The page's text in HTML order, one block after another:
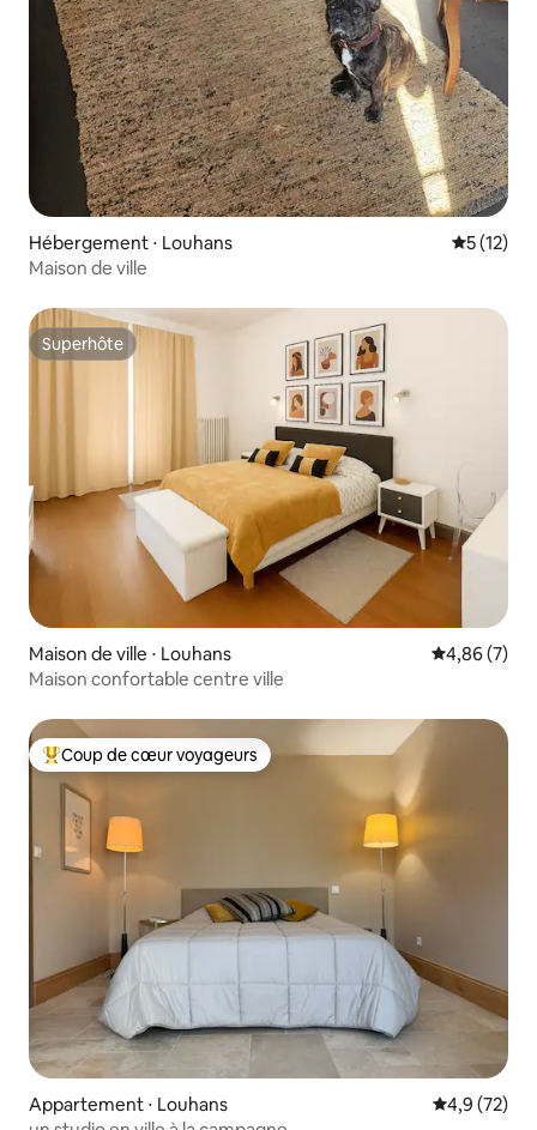
Hébergement ⋅ Louhans
5 (12)
Maison de ville
Superhôte
Superhôte
Maison de ville ⋅ Louhans Évaluation
4,86 (7)
Maison confortable centre ville
Coups de cœur voyageurs les plus appréciés
Coup de cœur voyageurs
Appartement ⋅ Louhans Évaluation
4,9 (72)